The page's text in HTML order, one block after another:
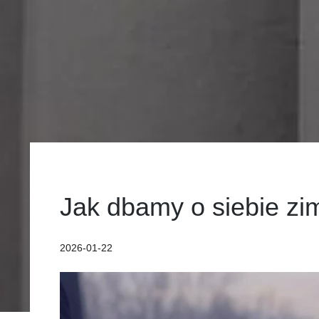
Jak dbamy o siebie
2026-01-22